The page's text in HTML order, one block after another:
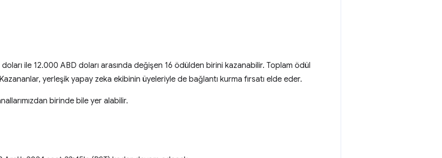
ile 12.000 ABD doları arasında değişen 16 ödülden birini kazanabilir. Toplam ödül
yerleşik yapay zeka ekibinin üyeleriyle de bağlantı kurma fırsatı elde eder.
birinde bile yer alabilir.